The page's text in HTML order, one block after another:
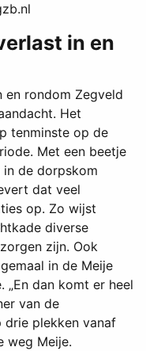
in en
en rondom Zegveld
Het
tenminste op de
Met een beetje
de dorpskom
dat veel
op. Zo wijst
diverse
zijn. Ook
in de Meije
„En dan komt er heel
van de
plekken vanaf
weg Meije.